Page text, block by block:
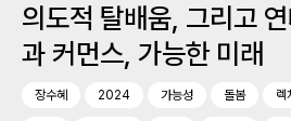
의도적 탈배움, 그리고
과 커먼스, 가능한 미래
장수혜 2024 가능성 돌봄 렉